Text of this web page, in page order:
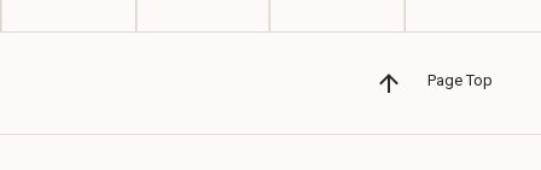
Page Top